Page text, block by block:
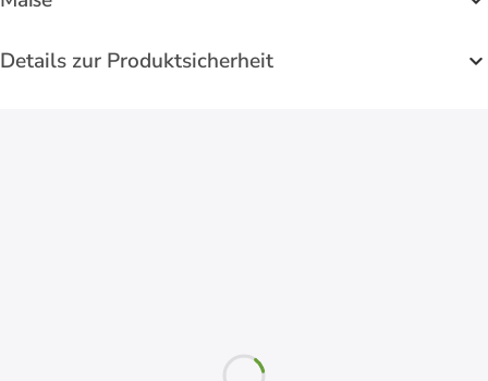
Details zur Produktsicherheit